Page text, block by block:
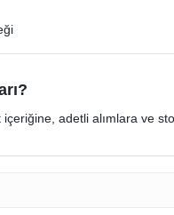
adetli alımlara ve